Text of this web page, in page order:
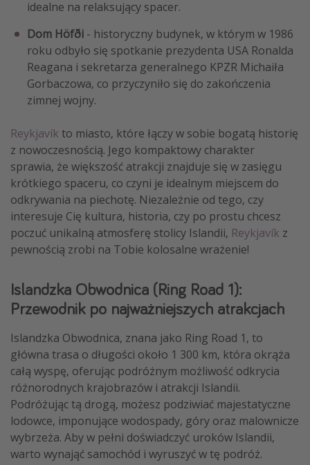
idealne na relaksujący spacer.
Dom Höfði - historyczny budynek, w którym w 1986
roku odbyło się spotkanie prezydenta USA Ronalda
Reagana i sekretarza generalnego KPZR Michaiła
Gorbaczowa, co przyczyniło się do zakończenia
zimnej wojny.
Reykjavík to miasto, które łączy w sobie bogatą historię
z nowoczesnością. Jego kompaktowy charakter
sprawia, że większość atrakcji znajduje się w zasięgu
krótkiego spaceru, co czyni je idealnym miejscem do
odkrywania na piechotę. Niezależnie od tego, czy
interesuje Cię kultura, historia, czy po prostu chcesz
poczuć unikalną atmosferę stolicy Islandii, Reykjavík z
pewnością zrobi na Tobie kolosalne wrażenie!
Islandzka Obwodnica (Ring Road 1):
Przewodnik po najważniejszych atrakcjach
Islandzka Obwodnica, znana jako Ring Road 1, to
główna trasa o długości około 1 300 km, która okrąża
całą wyspę, oferując podróżnym możliwość odkrycia
różnorodnych krajobrazów i atrakcji Islandii.
Podróżując tą drogą, możesz podziwiać majestatyczne
lodowce, imponujące wodospady, góry oraz malownicze
wybrzeża. Aby w pełni doświadczyć uroków Islandii,
warto wynająć samochód i wyruszyć w tę podróż.